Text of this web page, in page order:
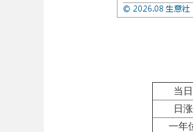
当
日
一年